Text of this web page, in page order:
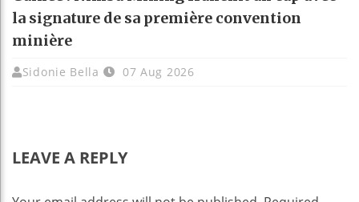
la signature de sa première convention
minière
Sidonie Bella 07 Aug 2026
LEAVE A REPLY